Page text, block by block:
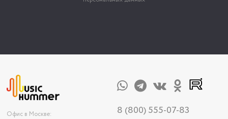
Офис в Москве:
8 (800) 555-07-83